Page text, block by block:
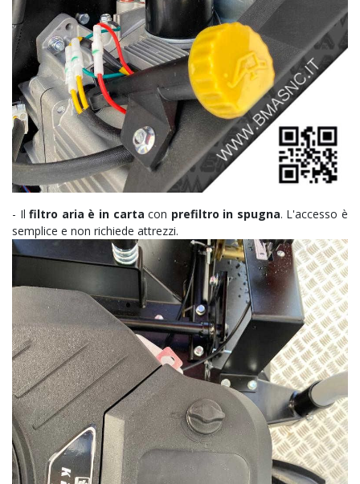
- Ilfiltro aria è in carta con prefiltro in spugna. L'accesso è
semplice e non richiede attrezzi.